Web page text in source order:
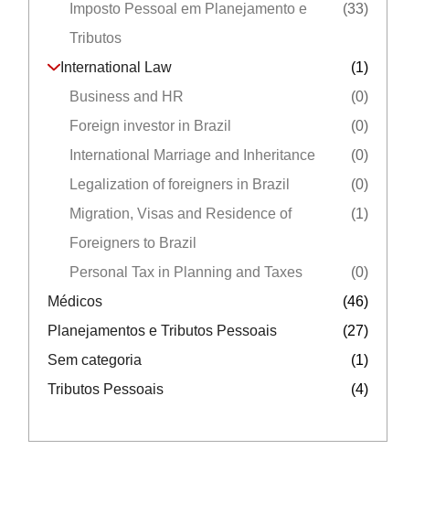
Imposto Pessoal em Planejamento e
Tributos
(33)
International Law
(1)
Business and HR
(0)
Foreign investor in Brazil
(0)
International Marriage and Inheritance
(0)
Legalization of foreigners in Brazil
(0)
Migration, Visas and Residence of
Foreigners to Brazil
(1)
Personal Tax in Planning and Taxes
(0)
Médicos
(46)
Planejamentos e Tributos Pessoais
(27)
Sem categoria
(1)
Tributos Pessoais
(4)